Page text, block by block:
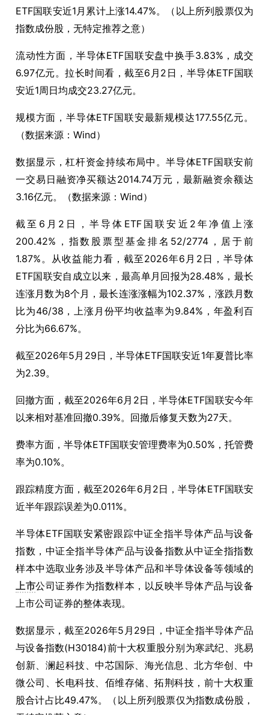
ETF国联安近1月累计上涨14.47%。（以上所列股票仅为
指数成份股，无特定推荐之意）
流动性方面，半导体ETF国联安盘中换手3.83%，成交
6.97亿元。拉长时间看，截至6月2日，半导体ETF国联
安近1周日均成交23.27亿元。
规模方面，半导体ETF国联安最新规模达177.55亿元。
（数据来源：Wind）
数据显示，杠杆资金持续布局中。半导体ETF国联安前
一交易日融资净买额达2014.74万元，最新融资余额达
3.16亿元。（数据来源：Wind）
截至6月2日，半导体ETF国联安近2年净值上涨
200.42%，指数股票型基金排名52/2774，居于前
1.87%。从收益能力看，截至2026年6月2日，半导体
ETF国联安自成立以来，最高单月回报为28.48%，最长
连涨月数为8个月，最长连涨涨幅为102.37%，涨跌月数
比为46/38，上涨月份平均收益率为9.84%，年盈利百
分比为66.67%。
截至2026年5月29日，半导体ETF国联安近1年夏普比率
为2.39。
回撤方面，截至2026年6月2日，半导体ETF国联安今年
以来相对基准回撤0.39%。回撤后修复天数为27天。
费率方面，半导体ETF国联安管理费率为0.50%，托管费
率为0.10%。
跟踪精度方面，截至2026年6月2日，半导体ETF国联安
近半年跟踪误差为0.011%。
半导体ETF国联安紧密跟踪中证全指半导体产品与设备
指数，中证全指半导体产品与设备指数从中证全指指数
样本中选取业务涉及半导体产品和半导体设备等领域的
上市公司证券作为指数样本，以反映半导体产品与设备
上市公司证券的整体表现。
数据显示，截至2026年5月29日，中证全指半导体产品
与设备指数(H30184)前十大权重股分别为寒武纪、兆易
创新、澜起科技、中芯国际、海光信息、北方华创、中
微公司、长电科技、佰维存储、拓荆科技，前十大权重
股合计占比49.47%。（以上所列股票仅为指数成份股，